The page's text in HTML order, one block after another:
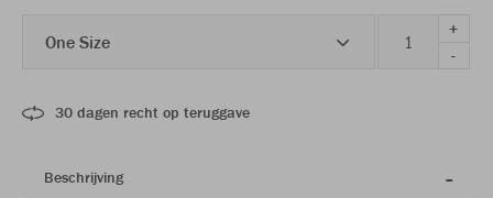
One Size
+
-
30 dagen recht op teruggave
Beschrijving